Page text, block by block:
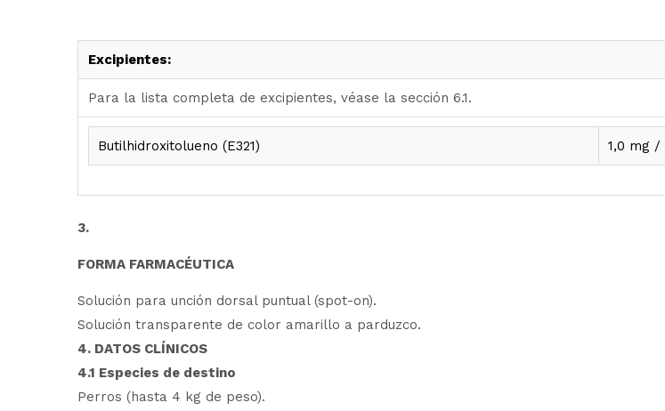
Excipientes:
Para la lista completa de excipientes, véase la sección 6.1.
Butilhidroxitolueno (E321) 1,0 mg /
3.
FORMA FARMACÉUTICA
Solución para unción dorsal puntual (spot-on).
Solución transparente de color amarillo a parduzco.
4. DATOS CLÍNICOS
4.1 Especies de destino
Perros (hasta 4 kg de peso).